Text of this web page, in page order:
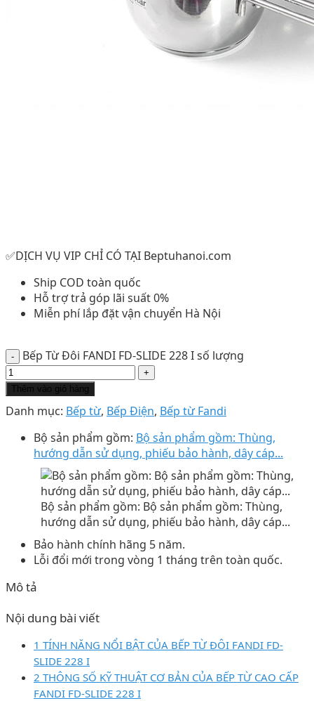
✅DỊCH VỤ VIP CHỈ CÓ TẠI Beptuhanoi.com
Ship COD toàn quốc
Hỗ trợ trả góp lãi suất 0%
Miễn phí lắp đặt vận chuyển Hà Nội
Bếp Từ Đôi FANDI FD-SLIDE 228 I số lượng
Thêm vào giỏ hàng
Danh mục: Bếp từ, Bếp Điện, Bếp từ Fandi
Bộ sản phẩm gồm: Bộ sản phẩm gồm: Thùng,
hướng dẫn sử dụng, phiếu bảo hành, dây cáp...
Bộ sản phẩm gồm: Bộ sản phẩm gồm: Thùng,
hướng dẫn sử dụng, phiếu bảo hành, dây cáp...
Bảo hành chính hãng 5 năm.
Lỗi đổi mới trong vòng 1 tháng trên toàn quốc.
Mô tả
Nội dung bài viết
1 TÍNH NĂNG NỔI BẬT CỦA BẾP TỪ ĐÔI FANDI FD-
SLIDE 228 I
2 THÔNG SỐ KỸ THUẬT CƠ BẢN CỦA BẾP TỪ CAO CẤP
FANDI FD-SLIDE 228 I